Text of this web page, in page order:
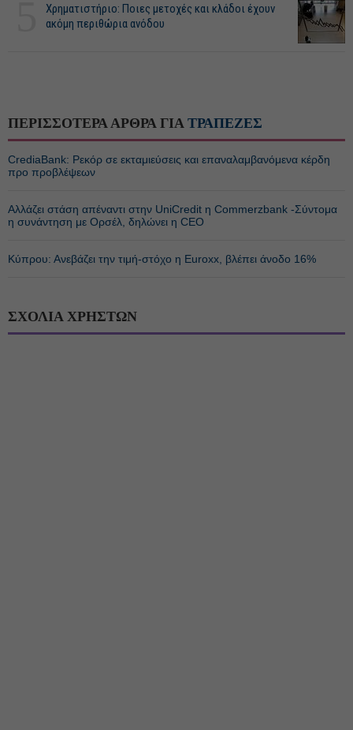
Χρηματιστήριο: Ποιες μετοχές και κλάδοι έχουν
ακόμη περιθώρια ανόδου
ΠΕΡΙΣΣΟΤΕΡΑ ΑΡΘΡΑ ΓΙΑ ΤΡΑΠΕΖΕΣ
CrediaBank: Ρεκόρ σε εκταμιεύσεις και επαναλαμβανόμενα κέρδη
προ προβλέψεων
Αλλάζει στάση απέναντι στην UniCredit η Commerzbank -Σύντομα
η συνάντηση με Ορσέλ, δηλώνει η CEO
Κύπρου: Ανεβάζει την τιμή-στόχο η Euroxx, βλέπει άνοδο 16%
ΣΧΟΛΙΑ ΧΡΗΣΤΩΝ